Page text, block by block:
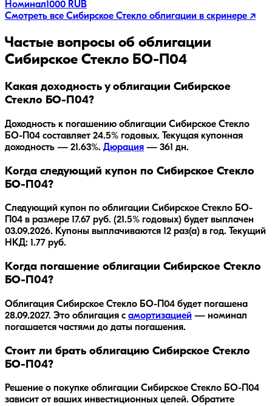
Номинал1000 RUB
Смотреть все Сибирское Стекло облигации в скринере ↗
Частые вопросы об облигации
Сибирское Стекло БО-П04
Какая доходность у облигации Сибирское
Стекло БО-П04?
Доходность к погашению облигации Сибирское Стекло
БО-П04 составляет 24.5% годовых. Текущая купонная
доходность — 21.63%. Дюрация — 361 дн.
Когда следующий купон по Сибирское Стекло
БО-П04?
Следующий купон по облигации Сибирское Стекло БО-
П04 в размере 17.67 руб. (21.5% годовых) будет выплачен
03.09.2026. Купоны выплачиваются 12 раз(а) в год. Текущий
НКД: 1.77 руб.
Когда погашение облигации Сибирское Стекло
БО-П04?
Облигация Сибирское Стекло БО-П04 будет погашена
28.09.2027. Это облигация с амортизацией — номинал
погашается частями до даты погашения.
Стоит ли брать облигацию Сибирское Стекло
БО-П04?
Решение о покупке облигации Сибирское Стекло БО-П04
зависит от ваших инвестиционных целей. Обратите